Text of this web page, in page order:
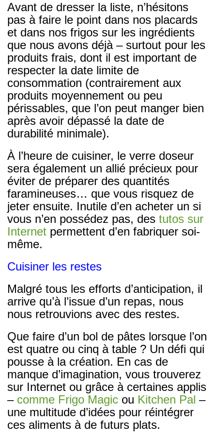
Avant de dresser la liste, n’hésitons
pas à faire le point dans nos placards
et dans nos frigos sur les ingrédients
que nous avons déjà – surtout pour les
produits frais, dont il est important de
respecter la date limite de
consommation (contrairement aux
produits moyennement ou peu
périssables, que l’on peut manger bien
après avoir dépassé la date de
durabilité minimale).
À l’heure de cuisiner, le verre doseur
sera également un allié précieux pour
éviter de préparer des quantités
faramineuses… que vous risquez de
jeter ensuite. Inutile d’en acheter un si
vous n’en possédez pas, des tutos sur
Internet permettent d’en fabriquer soi-
même.
Cuisiner les restes
Malgré tous les efforts d’anticipation, il
arrive qu’à l’issue d’un repas, nous
nous retrouvions avec des restes.
Que faire d’un bol de pâtes lorsque l’on
est quatre ou cinq à table ? Un défi qui
pousse à la création. En cas de
manque d’imagination, vous trouverez
sur Internet ou grâce à certaines applis
– comme Frigo Magic ou Kitchen Pal –
une multitude d’idées pour réintégrer
ces aliments à de futurs plats.